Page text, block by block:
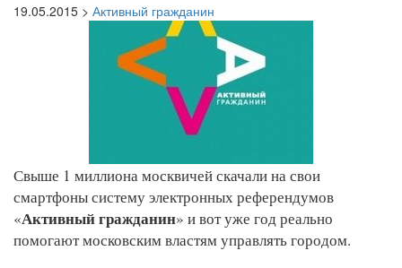
19.05.2015 > Активный гражданин
Свыше 1 миллиона москвичей скачали на свои
смартфоны систему электронных референдумов
«Активный гражданин» и вот уже год реально
помогают московским властям управлять городом.